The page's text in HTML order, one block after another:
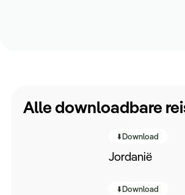
Alle downloadbare
⬇️Download
Jordanië
⬇️Download